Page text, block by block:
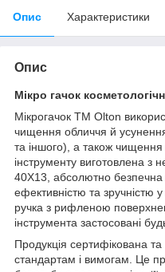
Опис Характеристики
Опис
Мікро гачок
Мікрогачок ТМ Olton
чищення обличчя й
та іншого), а також
інструменту виготовлена з
40Х13, абсолютно безпечна
ефективністю та зручністю
ручка з рифленою
інструмента застосовані
Продукція сертифікована
стандартам і вимогам. Це